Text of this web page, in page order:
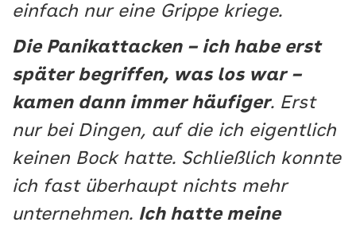
einfach nur eine Grippe kriege.
Die Panikattacken – ich habe erst
später begriffen, was los war –
kamen dann immer häufiger. Erst
nur bei Dingen, auf die ich eigentlich
keinen Bock hatte. Schließlich konnte
ich fast überhaupt nichts mehr
unternehmen. Ich hatte meine